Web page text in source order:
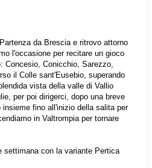
da Brescia e ritrovo attorno
l'occasione per recitare un gioco
Concesio, Conicchio, Sarezzo,
il Colle sant'Eusebio, superando
vista della valle di Vallio
per poi dirigerci, dopo una breve
fino all'inizio della salita per
in Valtrompia per tornare
settimana con la variante Pertica